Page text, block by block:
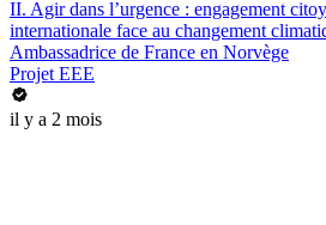
II. Agir dans l’urgence : engagement
internationale face au changement
Ambassadrice de France en Norvège
Projet EEE
il y a 2 mois